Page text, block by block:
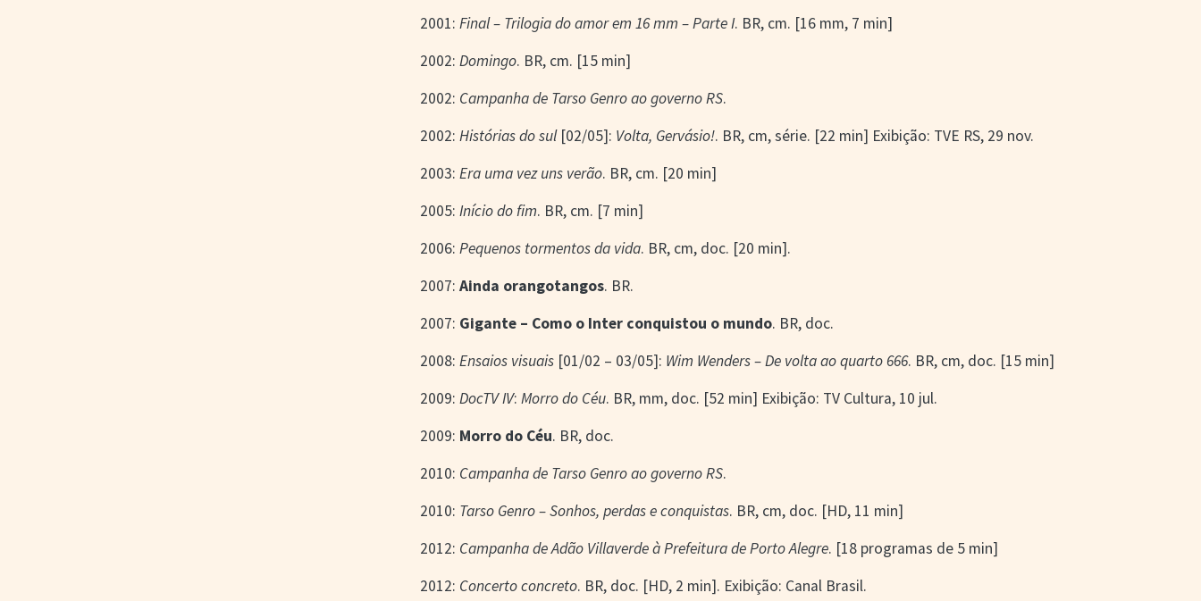
2001:Final – Trilogia do amor em 16 mm – Parte I. BR, cm. [16 mm, 7 min]
2002:Domingo. BR, cm. [15 min]
2002: Campanha de Tarso Genro ao governo RS.
2002:Histórias do sul[02/05]: Volta, Gervásio!. BR, cm, série. [22 min] Exibição: TVE RS, 29 nov.
2003:Era uma vez uns verão. BR, cm. [20 min]
2005:Início do fim. BR, cm. [7 min]
2006:Pequenos tormentos da vida. BR, cm, doc. [20 min].
2007:Ainda orangotangos. BR.
2007: Gigante – Como o Inter conquistou o mundo. BR, doc.
2008:Ensaios visuais [01/02 – 03/05]: Wim Wenders – De volta ao quarto 666. BR, cm, doc. [15 min]
2009:DocTV IV:Morro do Céu. BR, mm, doc. [52 min] Exibição: TV Cultura, 10 jul.
2009: Morro do Céu. BR, doc.
2010: Campanha de Tarso Genro ao governo RS.
2010: Tarso Genro – Sonhos, perdas e conquistas. BR, cm, doc. [HD, 11 min]
2012: Campanha de Adão Villaverde à Prefeitura de Porto Alegre. [18 programas de 5 min]
2012: Concerto concreto. BR, doc. [HD, 2 min]. Exibição: Canal Brasil.